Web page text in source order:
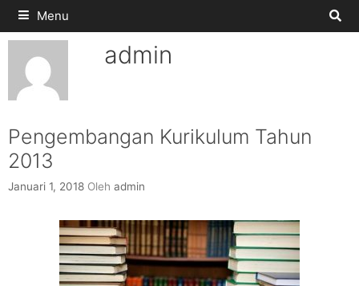
Menu
admin
Pengembangan Kurikulum Tahun
2013
Januari 1, 2018 Oleh admin